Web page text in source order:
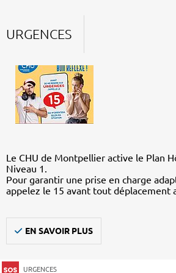
URGENCES
Le CHU de Montpellier active le Plan
Niveau 1.
Pour garantir une prise en charge
appelez le 15 avant tout déplacement
EN SAVOIR PLUS
URGENCES